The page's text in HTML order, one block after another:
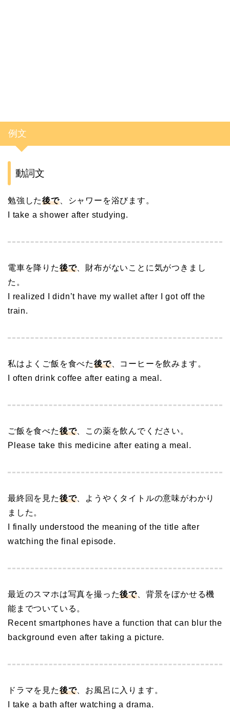
例文
動詞文
勉強した後で、シャワーを浴びます。
I take a shower after studying.
電車を降りた後で、財布がないことに気がつきまし
た。
I realized I didn’t have my wallet after I got off the
train.
私はよくご飯を食べた後で、コーヒーを飲みます。
I often drink coffee after eating a meal.
ご飯を食べた後で、この薬を飲んでください。
Please take this medicine after eating a meal.
最終回を見た後で、ようやくタイトルの意味がわかり
ました。
I finally understood the meaning of the title after
watching the final episode.
最近のスマホは写真を撮った後で 、背景をぼかせる機
能までついている。
Recent smartphones have a function that can blur the
background even after taking a picture.
ドラマを見た後で、お風呂に入ります。
I take a bath after watching a drama.